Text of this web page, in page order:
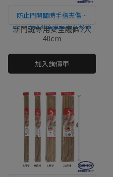
防止門開關時手指夾傷危
險， 守護幼童、長者免於傷
害發生。
直接購買
新門縫專用安全護條2入
40cm
加入詢價車